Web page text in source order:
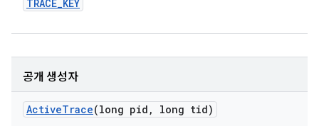
TRACE_KEY
공개 생성자
ActiveTrace(long pid , long tid)